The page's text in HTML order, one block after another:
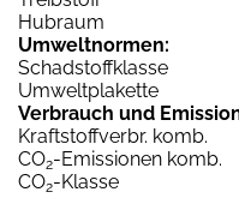
Hubraum
Umweltnormen:
Schadstoffklasse
Umweltplakette
Verbrauch und
Kraftstoffverbr. komb.
CO2-Emissionen komb.
CO2-Klasse